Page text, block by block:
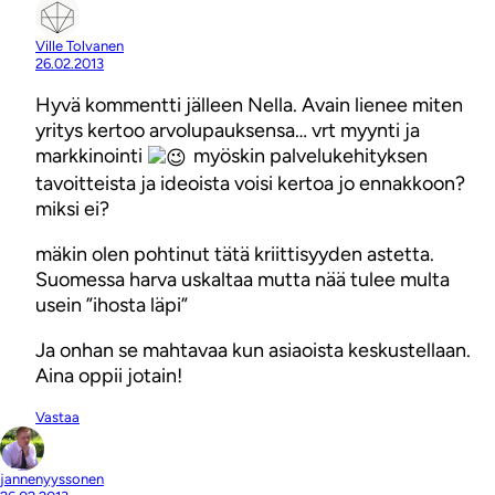
Ville Tolvanen
26.02.2013
Hyvä kommentti jälleen Nella. Avain lienee miten
yritys kertoo arvolupauksensa… vrt myynti ja
markkinointi
myöskin palvelukehityksen
tavoitteista ja ideoista voisi kertoa jo ennakkoon?
miksi ei?
mäkin olen pohtinut tätä kriittisyyden astetta.
Suomessa harva uskaltaa mutta nää tulee multa
usein ”ihosta läpi”
Ja onhan se mahtavaa kun asiaoista keskustellaan.
Aina oppii jotain!
Vastaa
jannenyyssonen